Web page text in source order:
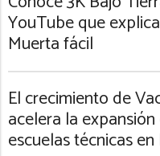
YouTube que
Muerta fácil
El crecimiento de
acelera la
escuelas técnicas